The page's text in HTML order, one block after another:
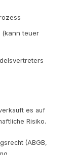
(kann teuer
es auf
Risiko.
(ABGB,